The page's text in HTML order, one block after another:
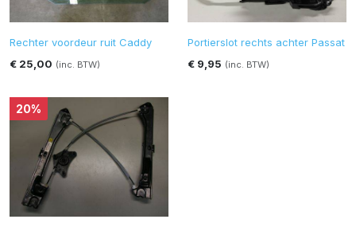
Rechter voordeur ruit Caddy
€ 25,00 (inc. BTW)
Portierslot rechts achter Passat
€ 9,95 (inc. BTW)
20%